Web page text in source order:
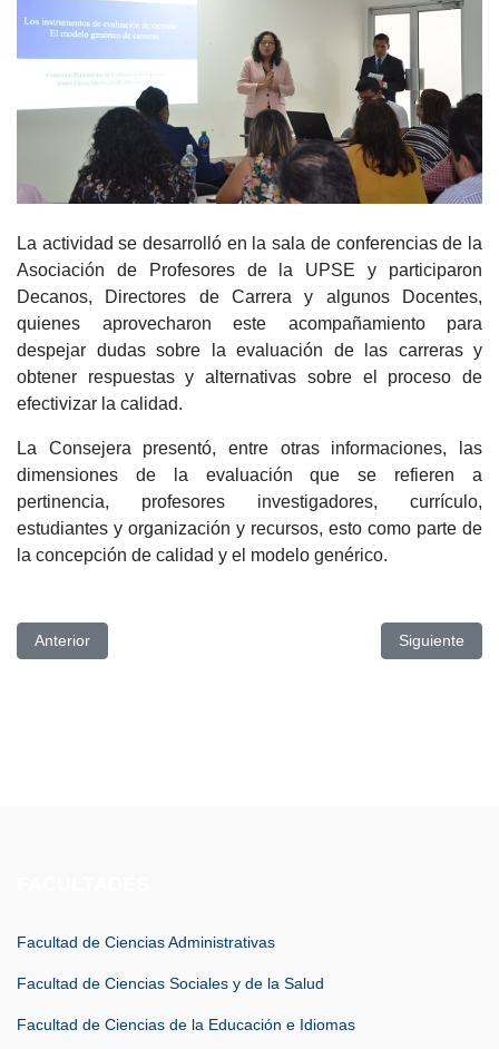
La actividad se desarrolló en la sala de conferencias de la
Asociación de Profesores de la UPSE y participaron
Decanos, Directores de Carrera y algunos Docentes,
quienes aprovecharon este acompañamiento para
despejar dudas sobre la evaluación de las carreras y
obtener respuestas y alternativas sobre el proceso de
efectivizar la calidad.
La Consejera presentó, entre otras informaciones, las
dimensiones de la evaluación que se refieren a
pertinencia, profesores investigadores, currículo,
estudiantes y organización y recursos, esto como parte de
la concepción de calidad y el modelo genérico.
Artículo anterior: Rectora de la UPSE se reunió con Autoridades
Anterior Artículo
Siguiente
Facultad de Ciencias Administrativas
Facultad de Ciencias Sociales y de la Salud
Facultad de Ciencias de la Educación e Idiomas